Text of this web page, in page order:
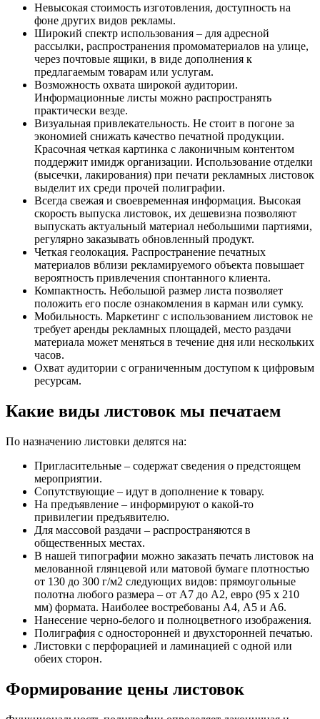
Невысокая стоимость изготовления, доступность на
фоне других видов рекламы.
Широкий спектр использования – для адресной
рассылки, распространения промоматериалов на улице,
через почтовые ящики, в виде дополнения к
предлагаемым товарам или услугам.
Возможность охвата широкой аудитории.
Информационные листы можно распространять
практически везде.
Визуальная привлекательность. Не стоит в погоне за
экономией снижать качество печатной продукции.
Красочная четкая картинка с лаконичным контентом
поддержит имидж организации. Использование отделки
(высечки, лакирования) при печати рекламных листовок
выделит их среди прочей полиграфии.
Всегда свежая и своевременная информация. Высокая
скорость выпуска листовок, их дешевизна позволяют
выпускать актуальный материал небольшими партиями,
регулярно заказывать обновленный продукт.
Четкая геолокация. Распространение печатных
материалов вблизи рекламируемого объекта повышает
вероятность привлечения спонтанного клиента.
Компактность. Небольшой размер листа позволяет
положить его после ознакомления в карман или сумку.
Мобильность. Маркетинг с использованием листовок не
требует аренды рекламных площадей, место раздачи
материала может меняться в течение дня или нескольких
часов.
Охват аудитории с ограниченным доступом к цифровым
ресурсам.
Какие виды листовок мы печатаем
По назначению листовки делятся на:
Пригласительные – содержат сведения о предстоящем
мероприятии.
Сопутствующие – идут в дополнение к товару.
На предъявление – информируют о какой-то
привилегии предъявителю.
Для массовой раздачи – распространяются в
общественных местах.
В нашей типографии можно заказать печать листовок на
мелованной глянцевой или матовой бумаге плотностью
от 130 до 300 г/м2 следующих видов: прямоугольные
полотна любого размера – от А7 до А2, евро (95 х 210
мм) формата. Наиболее востребованы А4, А5 и А6.
Нанесение черно-белого и полноцветного изображения.
Полиграфия с односторонней и двухсторонней печатью.
Листовки с перфорацией и ламинацией с одной или
обеих сторон.
Формирование цены листовок